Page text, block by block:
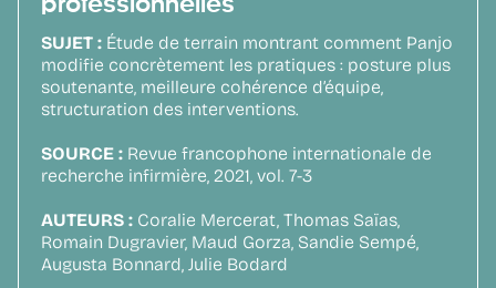
professionnelles
SUJET : Étude de terrain montrant comment Panjo
modifie concrètement les pratiques : posture plus
soutenante, meilleure cohérence d’équipe,
structuration des interventions.
SOURCE : Revue francophone internationale de
recherche infirmière, 2021, vol. 7-3
AUTEURS : Coralie Mercerat, Thomas Saïas,
Romain Dugravier, Maud Gorza, Sandie Sempé,
Augusta Bonnard, Julie Bodard